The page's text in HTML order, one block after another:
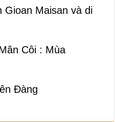
Gioan Maisan và di
Côi : Mùa
Đàng